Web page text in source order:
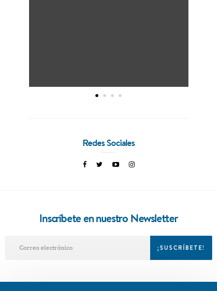
Redes Sociales
Inscríbete en nuestro Newsletter